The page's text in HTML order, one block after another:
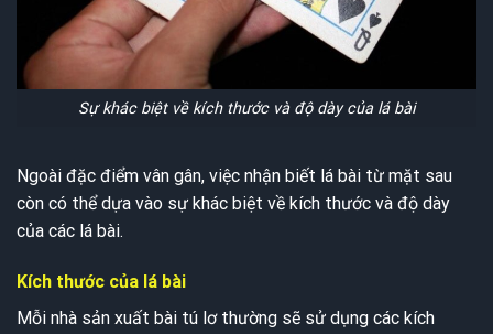
Sự khác biệt về kích thước và độ dày của lá bài
Ngoài đặc điểm vân gân, việc nhận biết lá bài từ mặt sau
còn có thể dựa vào sự khác biệt về kích thước và độ dày
của các lá bài.
Kích thước của lá bài
Mỗi nhà sản xuất bài tú lơ thường sẽ sử dụng các kích